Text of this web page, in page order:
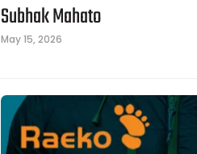
Subhak Mahato
May 15, 2026